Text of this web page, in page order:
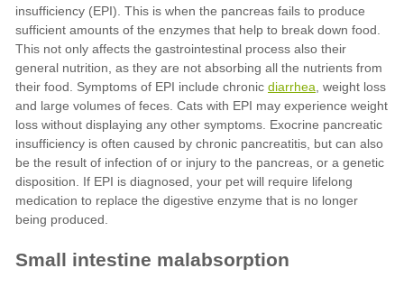
diarrhea